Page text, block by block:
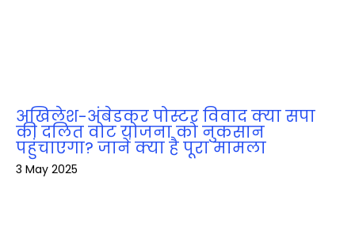
अखिलेश-अंबेडकर पोस्टर विवाद क्या सपा
की दलित वोट योजना को नुकसान
पहुंचाएगा? जानें क्या है पूरा मामला
3 May 2025